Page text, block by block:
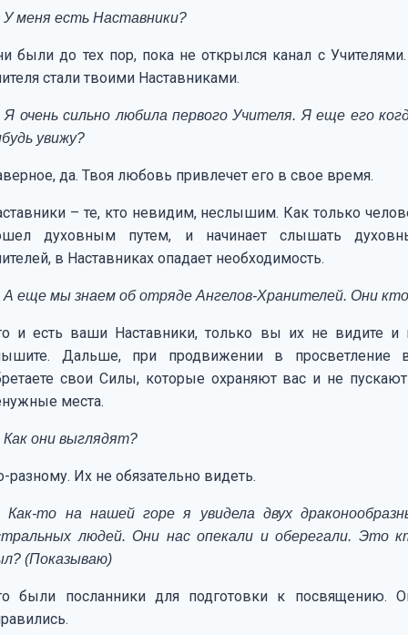
меня есть Наставники?
были до тех пор, пока не открылся канал с
стали твоими Наставниками.
очень сильно любила первого Учителя. Я еще его
увижу?
да. Твоя любовь привлечет его в свое время.
– те, кто невидим, неслышим. Как только
духовным путем, и начинает слышать
в Наставниках опадает необходимость.
еще мы знаем об отряде Ангелов-Хранителей. Они
и есть ваши Наставники, только вы их не видите и
Дальше, при продвижении в просветление
свои Силы, которые охраняют вас и не
места.
они выглядят?
разному. Их не обязательно видеть.
то на нашей горе я увидела двух
людей. Они нас опекали и оберегали. Это
(Показываю)
были посланники для подготовки к посвящению.